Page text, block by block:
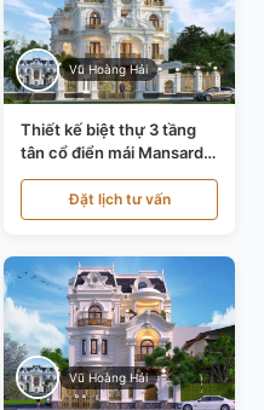
Vũ Hoàng Hải
Thiết kế biệt thự 3 tầng
tân cổ điển mái Mansard
tại Thanh Hóa KT23104
Đặt lịch tư vấn
Vũ Hoàng Hải